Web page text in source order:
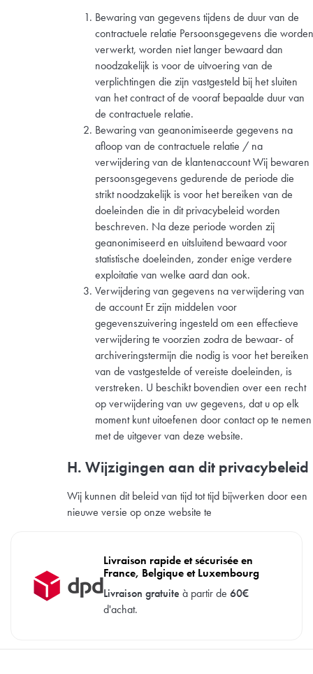
Bewaring van gegevens tijdens de duur van de
contractuele relatie Persoonsgegevens die worden
verwerkt, worden niet langer bewaard dan
noodzakelijk is voor de uitvoering van de
verplichtingen die zijn vastgesteld bij het sluiten
van het contract of de vooraf bepaalde duur van
de contractuele relatie.
Bewaring van geanonimiseerde gegevens na
afloop van de contractuele relatie / na
verwijdering van de klantenaccount Wij bewaren
persoonsgegevens gedurende de periode die
strikt noodzakelijk is voor het bereiken van de
doeleinden die in dit privacybeleid worden
beschreven. Na deze periode worden zij
geanonimiseerd en uitsluitend bewaard voor
statistische doeleinden, zonder enige verdere
exploitatie van welke aard dan ook.
Verwijdering van gegevens na verwijdering van
de account Er zijn middelen voor
gegevenszuivering ingesteld om een effectieve
verwijdering te voorzien zodra de bewaar- of
archiveringstermijn die nodig is voor het bereiken
van de vastgestelde of vereiste doeleinden, is
verstreken. U beschikt bovendien over een recht
op verwijdering van uw gegevens, dat u op elk
moment kunt uitoefenen door contact op te nemen
met de uitgever van deze website.
H. Wijzigingen aan dit privacybeleid
Wij kunnen dit beleid van tijd tot tijd bijwerken door een
nieuwe versie op onze website te
Livraison rapide et sécurisée en
France, Belgique et Luxembourg
Livraison gratuite à partir de 60€
d'achat.